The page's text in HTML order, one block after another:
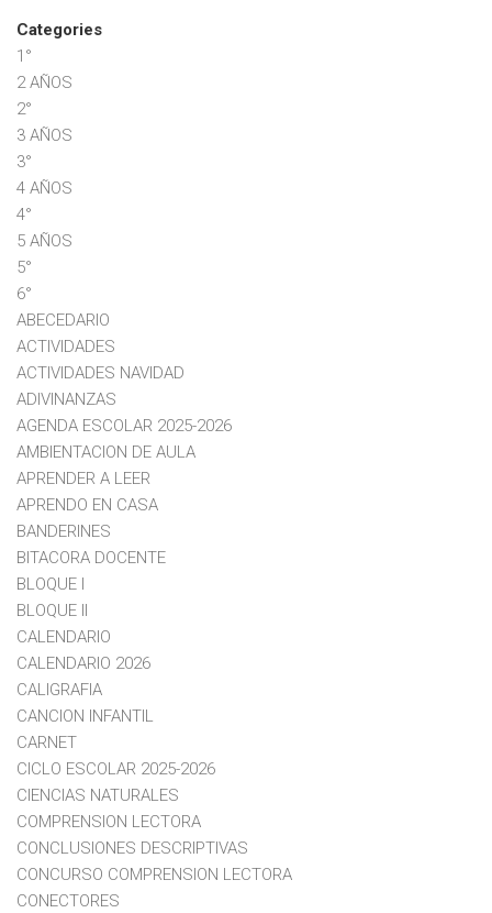
Categories
1°
2 AÑOS
2°
3 AÑOS
3°
4 AÑOS
4°
5 AÑOS
5°
6°
ABECEDARIO
ACTIVIDADES
ACTIVIDADES NAVIDAD
ADIVINANZAS
AGENDA ESCOLAR 2025-2026
AMBIENTACION DE AULA
APRENDER A LEER
APRENDO EN CASA
BANDERINES
BITACORA DOCENTE
BLOQUE I
BLOQUE II
CALENDARIO
CALENDARIO 2026
CALIGRAFIA
CANCION INFANTIL
CARNET
CICLO ESCOLAR 2025-2026
CIENCIAS NATURALES
COMPRENSION LECTORA
CONCLUSIONES DESCRIPTIVAS
CONCURSO COMPRENSION LECTORA
CONECTORES